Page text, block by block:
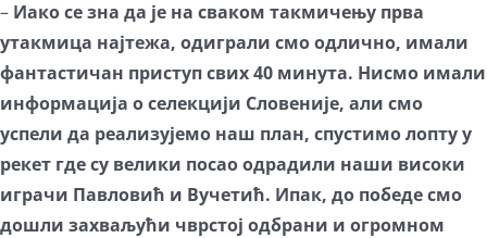
– Иако се зна да је на сваком такмичењу прва
утакмица најтежа, одиграли смо одлично, имали
фантастичан приступ свих 40 минута. Нисмо имали
информација о селекцији Словеније, али смо
успели да реализујемо наш план, спустимо лопту у
рекет где су велики посао одрадили наши високи
играчи Павловић и Вучетић. Ипак, до победе смо
дошли захваљући чврстој одбрани и огромном